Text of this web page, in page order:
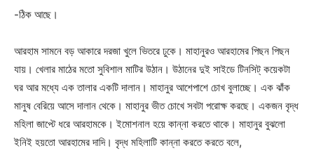
-ঠিক আছে।
আরহাম সামনে বড় আকারে দরজা খুলে ভিতরে ঢুকে। মাহানুরও আরহামের পিছন পিছন
যায়। খেলার মাঠের মতো সুবিশাল মাটির উঠান। উঠানের দুই সাইডে টিনসিট্ কয়েকটা
ঘর আর মধ্যে এক তালার একটি দালান। মাহানুর আশেপাশে চোখ বুলাচ্ছে। এক ঝাঁক
মানুষ বেরিয়ে আসে দালান থেকে। মাহানুর ভীত চোখে সবটা পরোক্ষ করছে। একজন বৃদ্ধ
মহিলা জাপ্টে ধরে আরহামকে। ইমোশনাল হয়ে কান্না করতে থাকে। মাহানুর বুঝলো
ইনিই হয়তো আরহামের দাদি। বৃদ্ধ মহিলাটি কান্না করতে করতে বলে,